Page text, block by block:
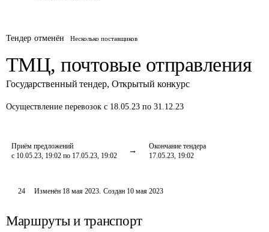
Тендер отменён Несколько поставщиков
ТМЦ, почтовые отправления
Государственный тендер, Открытый конкурс
Осуществление перевозок с 18.05.23 по 31.12.23
Приём предложений
с 10.05.23, 19:02 по 17.05.23, 19:02
Окончание тендера
17.05.23, 19:02
24 Изменён 18 мая 2023. Создан 10 мая 2023
Маршруты и транспорт